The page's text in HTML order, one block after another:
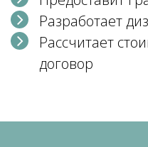
Разработает
Рассчитает
договор